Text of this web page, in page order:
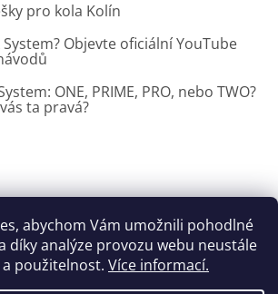
abychom Vám umožnili pohodlné
díky analýze provozu webu neustále
použitelnost. Více informací.
pro kola Kolín
Objevte oficiální YouTube
ONE, PRIME, PRO, nebo TWO?
ta pravá?